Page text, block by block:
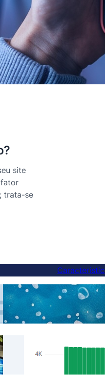
site
trata-se
Traduções de IA
Resultados de SEO